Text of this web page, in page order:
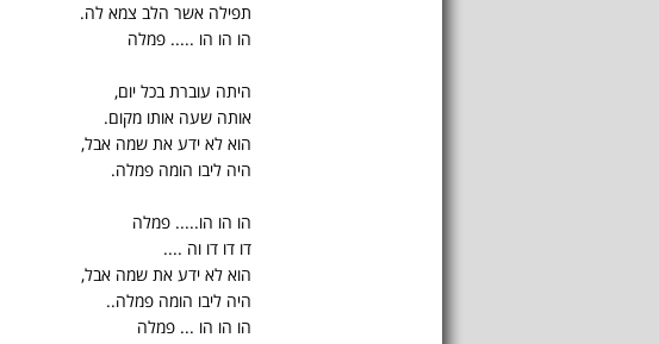
תפילה אשר הלב צמא לה.
הו הו הו ..... פמלה
היתה עוברת בכל יום,
אותה שעה אותו מקום.
הוא לא ידע את שמה אבל,
היה ליבו הומה פמלה.
הו הו הו..... פמלה
דו דו דו וה ....
הוא לא ידע את שמה אבל,
היה ליבו הומה פמלה..
הו הו הו ... פמלה